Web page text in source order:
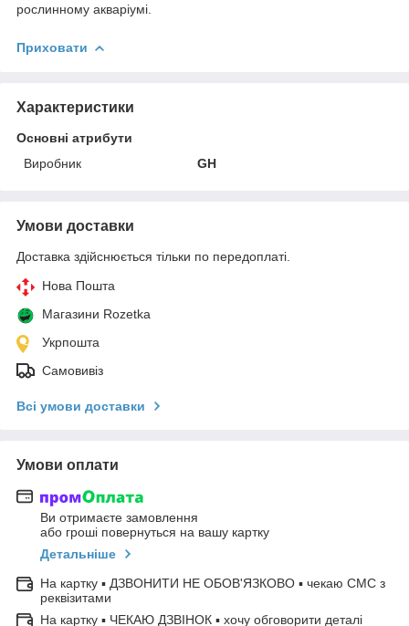
рослинному акваріумі.
Приховати
Характеристики
Основні атрибути
Виробник
GH
Умови доставки
Доставка здійснюється тільки по передоплаті.
Нова Пошта
Магазини Rozetka
Укрпошта
Самовивіз
Всі умови доставки
Умови оплати
Ви отримаєте замовлення
або гроші повернуться на вашу картку
Детальніше
На картку ▪ ДЗВОНИТИ НЕ ОБОВ'ЯЗКОВО ▪ чекаю СМС з
реквізитами
На картку ▪ ЧЕКАЮ ДЗВІНОК ▪ хочу обговорити деталі